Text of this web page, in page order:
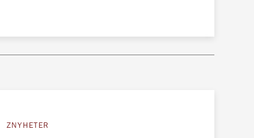
ZNYHETER